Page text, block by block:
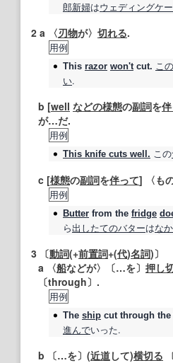
郎新婦はウェディングケ
2 a 〈刃物が〉 切れる.
用例
This razor won't cut. こ
い.
b [well などの様態の副詞を
が…だ.
用例
This knife cuts well. この
c [様態の副詞を伴って] 〈も
用例
Butter from the fridge
ら出したてのバターはな
3 〔動詞(+前置詞+(代)名詞)〕
a 〈船などが〉〔…を〕 押し
〔through〕.
用例
The ship cutthrough the
進んでいった.
b 〔…を〕(近道して)横切る